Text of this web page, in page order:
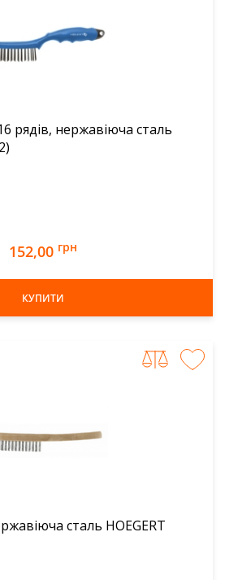
рядів, нержавіюча сталь
152,00 грн
КУПИТИ
сталь HOEGERT